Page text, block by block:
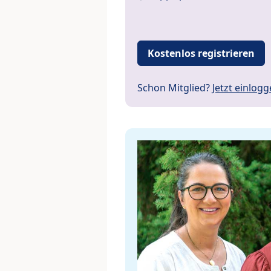
Kostenlos registrieren
Schon Mitglied? Jetzt